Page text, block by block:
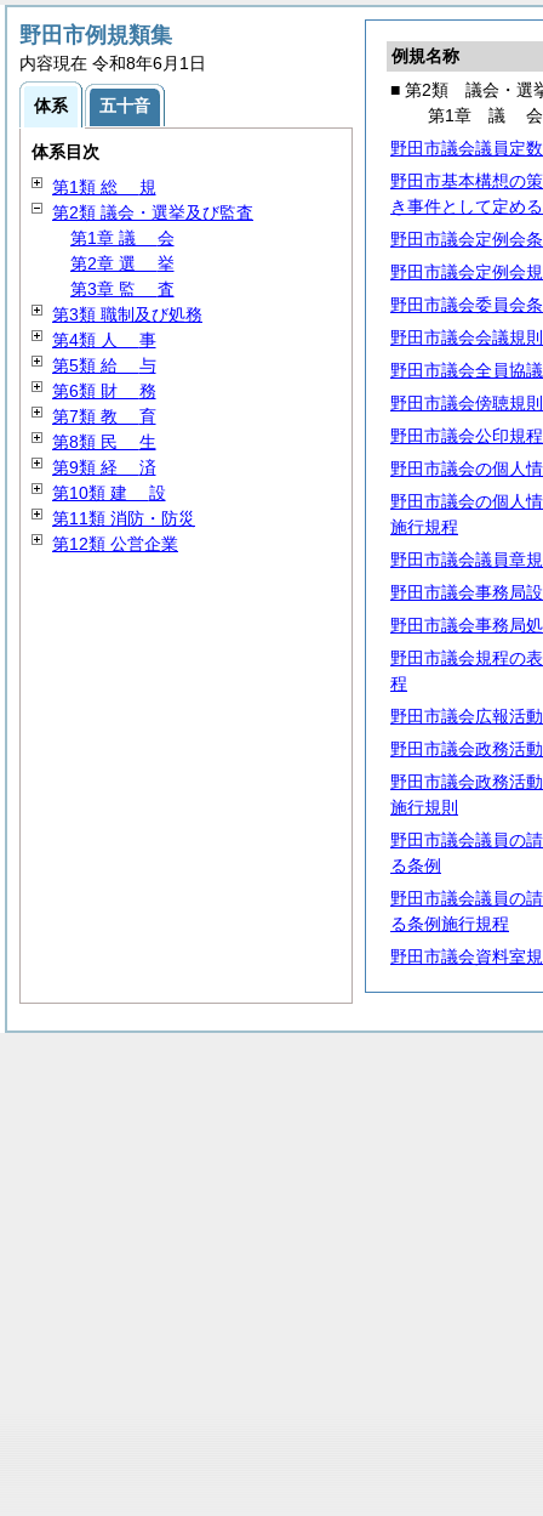
例規名称
■ 第2類 議会・選
第1章 議会
野田市議会議員定
野田市基本構想の
き事件として定め
野田市議会定例会
野田市議会定例会
野田市議会委員会
野田市議会会議規則
野田市議会全員協
野田市議会傍聴規則
野田市議会公印規程
野田市議会の個人
野田市議会の個人
施行規程
野田市議会議員章
野田市議会事務局
野田市議会事務局
野田市議会規程の
程
野田市議会広報活
野田市議会政務活
野田市議会政務活
施行規則
野田市議会議員の
る条例
野田市議会議員の
る条例施行規程
野田市議会資料室
野田市例規類集
内容現在 令和8年6月1日
体系 五十音
体系目次
第1類 総 規
第2類 議会・選挙及び監査
第1章 議 会
第2章 選 挙
第3章 監 査
第3類 職制及び処務
第4類 人 事
第5類 給 与
第6類 財 務
第7類 教 育
第8類 民 生
第9類 経 済
第10類 建 設
第11類 消防・防災
第12類 公営企業